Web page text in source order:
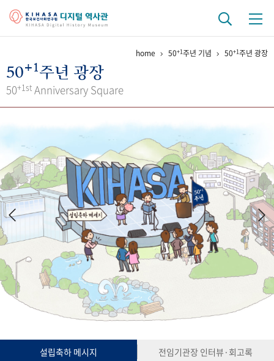
걸어온 길 기관 변천사
키워드로 보는 연구 역사
연구자들
간행물 변천사
기록물 아카이브
사진 아카이브 문서 기록물 행정박물 영상 기록물
50+1 주년 기념
성과 50선 숫자로 보는 50년 50
주년 광장
세계와 함께 한 KIHASA
VR 역사관
home 50+1주년 기념 50+1주년 광장
50+1주년 광장
50+1st Anniversary Square
설립축하 메시지
전임기관장 인터뷰·회고록